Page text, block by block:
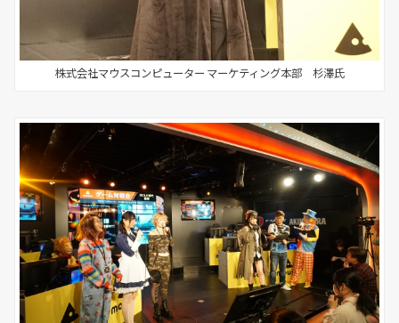
株式会社マウスコンピューター マーケティング本部 杉澤氏